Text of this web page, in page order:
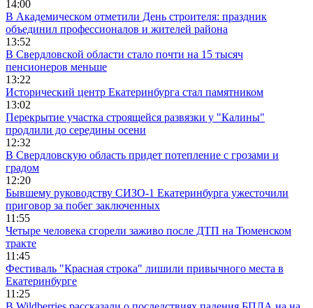
14:00
В Академическом отметили День строителя: праздник
объединил профессионалов и жителей района
13:52
В Свердловской области стало почти на 15 тысяч
пенсионеров меньше
13:22
Исторический центр Екатеринбурга стал памятником
13:02
Перекрытие участка строящейся развязки у "Калины"
продлили до середины осени
12:32
В Свердловскую область придет потепление с грозами и
градом
12:20
Бывшему руководству СИЗО-1 Екатеринбурга ужесточили
приговор за побег заключенных
11:55
Четыре человека сгорели заживо после ДТП на Тюменском
тракте
11:45
Фестиваль "Красная строка" лишили привычного места в
Екатеринбурге
11:25